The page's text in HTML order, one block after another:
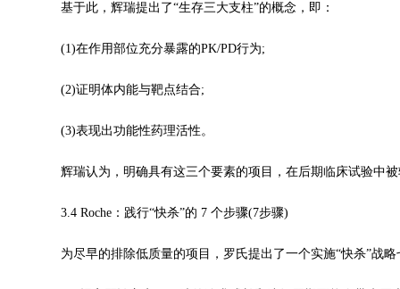
基于此，辉瑞提出了“生存三大支柱”的概念，即：
(1)在作用部位充分暴露的PK/PD行为;
(2)证明体内能与靶点结合;
(3)表现出功能性药理活性。
辉瑞认为，明确具有这三个要素的项目，在后期临床试验中被
3.4 Roche：践行“快杀”的 7 个步骤(7步骤)
为尽早的排除低质量的项目，罗氏提出了一个实施“快杀”战略